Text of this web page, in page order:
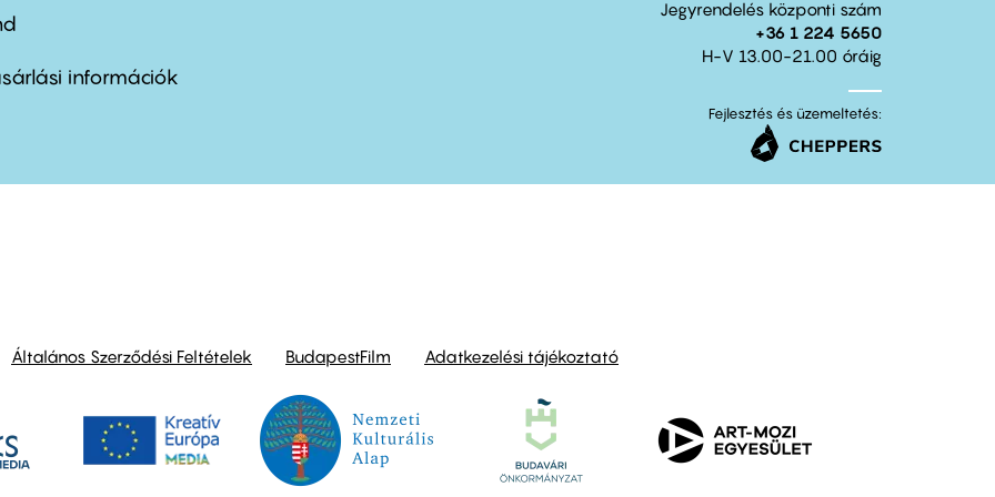
információk
Jegyrendelés központi szám
+36 1 224 5650
H-V 13.00-21.00 óráig
Fejlesztés és üzemeltetés:
Általános Szerződési Feltételek BudapestFilm Adatkezelési tájékoztató